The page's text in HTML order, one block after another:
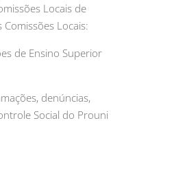
Locais de
Locais:
de Ensino Superior
denúncias,
Social do Prouni